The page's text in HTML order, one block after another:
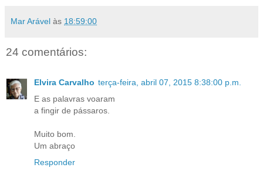
Mar Arável às 18:59:00
24 comentários:
Elvira Carvalho terça-feira, abril 07, 2015 8:38:00 p.m.
E as palavras voaram
a fingir de pássaros.
Muito bom.
Um abraço
Responder